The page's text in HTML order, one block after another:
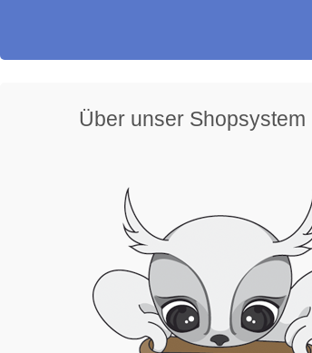
Über unser Shopsystem